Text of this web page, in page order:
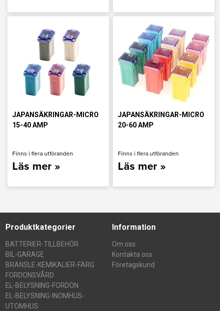
JAPANSÄKRINGAR-MICRO
15-40 AMP
Finns i flera utföranden
Läs mer »
JAPANSÄKRINGAR-MICRO
20-60 AMP
Finns i flera utföranden
Läs mer »
Produktkategorier
BATTERIER-TILLBEHÖR
BIL-GARAGE
BRÄNSLE-KEMIKALIER-FÄRG
FORDONSVÅRD
EL-BELYSNING-FORDON
EL-BELYSNING-INOMHUS-
UTOMHUS
Information
Om oss
Kontakta oss
Företagskund